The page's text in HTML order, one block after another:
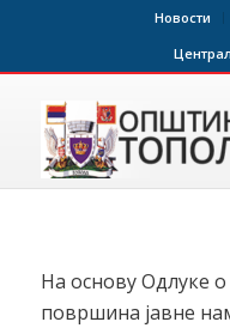
Новости
На основу Одлуке
површина јавне